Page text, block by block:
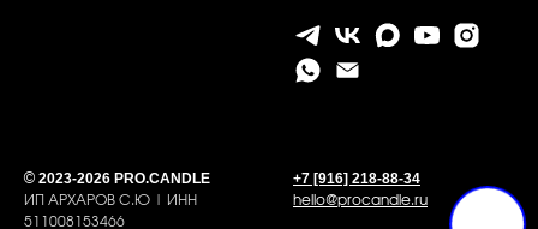
© 2023-2026 PRO.CANDLE
ИП АРХАРОВ С.Ю | ИНН
511008153466
+7 [916] 218-88-34
hello@procandle.ru